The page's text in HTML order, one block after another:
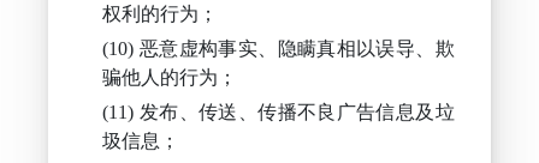
权利的行为；
恶意虚构事实、隐瞒真相以误导、欺
骗他人的行为；
发布、传送、传播不良广告信息及垃
圾信息；